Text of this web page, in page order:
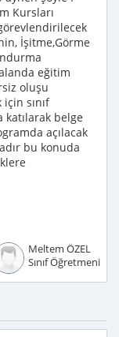
Kursları
İşitme,Görme
eğitim
oluşu
sınıf
belge
açılacak
bu konuda
Meltem ÖZEL
Sınıf Öğretmeni